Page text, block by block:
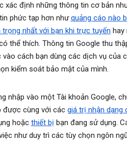
xác định những thông tin cơ bản
phức tạp hơn nhưquảng cáo nào
nhất với bạn khi trực tuyến hay
thể thích. Thông tin Google thu
cách bạn dùng các dịch vụ của
kiểm soát bảo mật của mình.
nhập vào một Tài khoản Google,
được cùng với các giá trị nhận dạng
hoặc thiết bị bạn đang sử dụng.
như duy trì các tùy chọn ngôn